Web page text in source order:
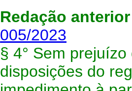
Redação
005/2023
§ 4° Sem
disposições do